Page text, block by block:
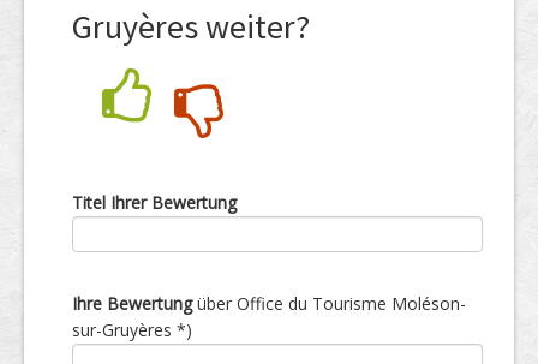
Gruyères weiter?
Titel Ihrer Bewertung
Ihre Bewertungüber Office du Tourisme Moléson-
sur-Gruyères *)